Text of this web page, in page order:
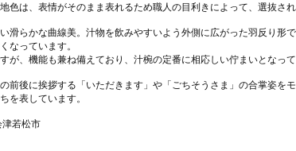
色は、表情がそのまま表れるため職人の目利きによって、選抜さ
滑らかな曲線美。汁物を飲みやすいよう外側に広がった羽反り形
なっています。
が、機能も兼ね備えており、汁椀の定番に相応しい佇まいとなっ
前後に挨拶する「いただきます」や「ごちそうさま」の合掌姿を
を表しています。
若松市